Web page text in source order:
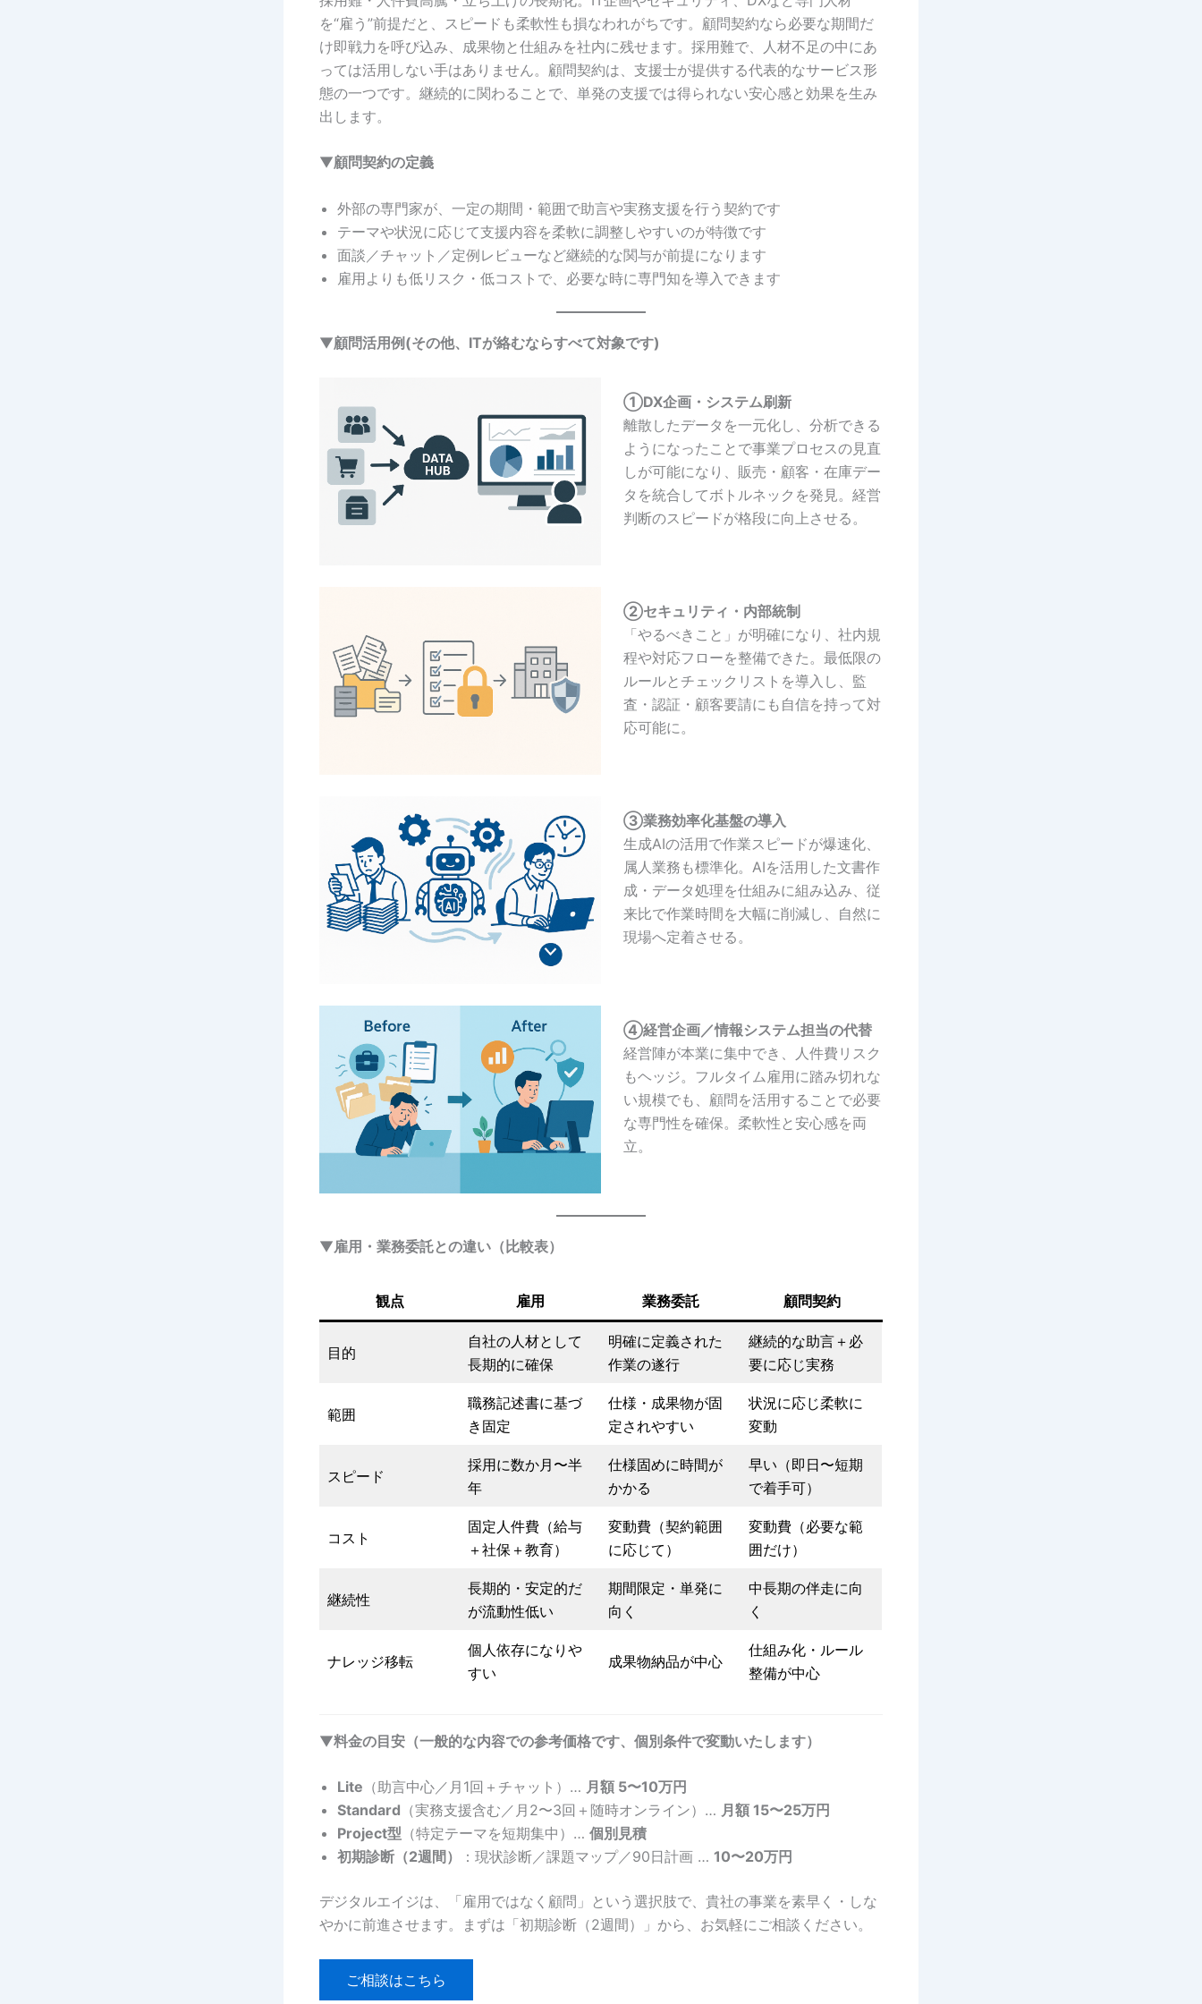
を“雇う”前提だと、スピードも柔軟性も損なわれがちです。顧問契約なら必要な期間だ
け即戦力を呼び込み、成果物と仕組みを社内に残せます。採用難で、人材不足の中にあ
っては活用しない手はありません。顧問契約は、支援士が提供する代表的なサービス形
態の一つです。継続的に関わることで、単発の支援では得られない安心感と効果を生み
出します。
▼顧問契約の定義
外部の専門家が、一定の期間・範囲で助言や実務支援を行う契約です
テーマや状況に応じて支援内容を柔軟に調整しやすいのが特徴です
面談／チャット／定例レビューなど継続的な関与が前提になります
雇用よりも低リスク・低コストで、必要な時に専門知を導入できます
▼顧問活用例(その他、ITが絡むならすべて対象です)
①DX企画・システム刷新
離散したデータを一元化し、分析できる
ようになったことで事業プロセスの見直
しが可能になり、販売・顧客・在庫デー
タを統合してボトルネックを発見。経営
判断のスピードが格段に向上させる。
②セキュリティ・内部統制
「やるべきこと」が明確になり、社内規
程や対応フローを整備できた。最低限の
ルールとチェックリストを導入し、監
査・認証・顧客要請にも自信を持って対
応可能に。
③業務効率化基盤の導入
生成AIの活用で作業スピードが爆速化、
属人業務も標準化。AIを活用した文書作
成・データ処理を仕組みに組み込み、従
来比で作業時間を大幅に削減し、自然に
現場へ定着させる。
④経営企画／情報システム担当の代替
経営陣が本業に集中でき、人件費リスク
もヘッジ。フルタイム雇用に踏み切れな
い規模でも、顧問を活用することで必要
な専門性を確保。柔軟性と安心感を両
立。
▼雇用・業務委託との違い（比較表）
観点 雇用 業務委託 顧問契約
目的
自社の人材として
長期的に確保
明確に定義された
作業の遂行
継続的な助言＋必
要に応じ実務
範囲
職務記述書に基づ
き固定
仕様・成果物が固
定されやすい
状況に応じ柔軟に
変動
スピード
採用に数か月〜半
年
仕様固めに時間が
かかる
早い（即日〜短期
で着手可）
コスト
固定人件費（給与
＋社保＋教育）
変動費（契約範囲
に応じて）
変動費（必要な範
囲だけ）
継続性
長期的・安定的だ
が流動性低い
期間限定・単発に
向く
中長期の伴走に向
く
ナレッジ移転
個人依存になりや
すい
成果物納品が中心
仕組み化・ルール
整備が中心
▼料金の目安（一般的な内容での参考価格です、個別条件で変動いたします）
Lite （助言中心／月1回＋チャット）… 月額 5〜10万円
Standard （実務支援含む／月2〜3回＋随時オンライン）… 月額 15〜25万円
Project型 （特定テーマを短期集中）… 個別見積
初期診断（2週間）
：現状診断／課題マップ／90日計画 … 10〜20万円
デジタルエイジは、「雇用ではなく顧問」という選択肢で、貴社の事業を素早く・しな
やかに前進させます。まずは「初期診断（2週間）」から、お気軽にご相談ください。
ご相談はこちら